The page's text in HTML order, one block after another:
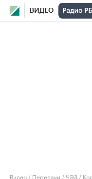
ВИДЕО
Видео / Передачи /ЧЭЗ /